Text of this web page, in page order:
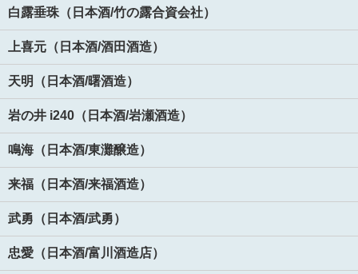
白露垂珠（日本酒/竹の露合資会社）
上喜元（日本酒/酒田酒造）
天明（日本酒/曙酒造）
岩の井 i240（日本酒/岩瀬酒造）
鳴海（日本酒/東灘醸造）
来福（日本酒/来福酒造）
武勇（日本酒/武勇）
忠愛（日本酒/富川酒造店）